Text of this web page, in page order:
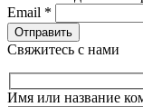
Email *
Свяжитесь с нами
Имя или название